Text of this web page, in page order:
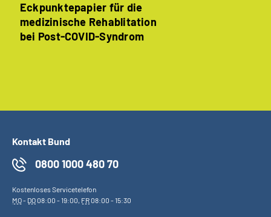
Eckpunktepapier für die
medizinische Rehablitation
bei Post-COVID-Syndrom
Kontakt Bund
0800 1000 480 70
Kostenloses Servicetelefon
MO- DO08:00 - 19:00, FR08:00 - 15:30